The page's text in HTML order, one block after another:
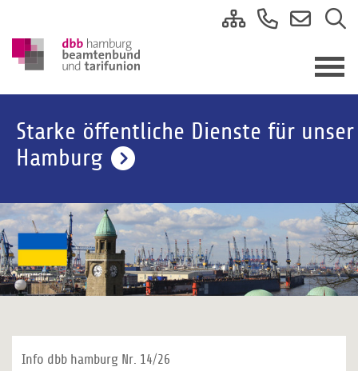
Starke öffentliche Dienste für unser
Hamburg
Info dbb hamburg Nr. 14/26